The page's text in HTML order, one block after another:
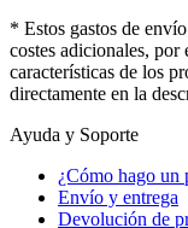
* Estos gastos de
costes adicionales,
características de los
directamente en la
Ayuda y Soporte
¿Cómo hago un
Envío y entrega
Devolución de